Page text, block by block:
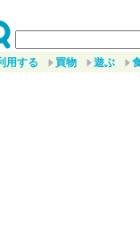
用する 買物 遊ぶ